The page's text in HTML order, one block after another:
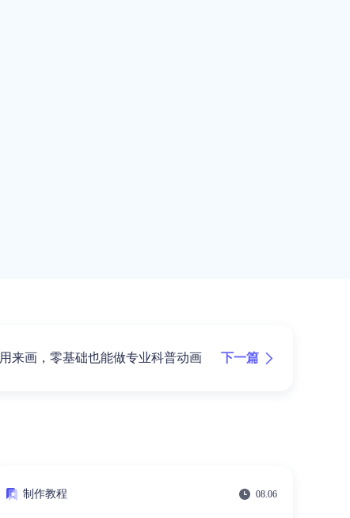
用来画，零基础也能做专业科普动画 下一篇
制作教程 08.06